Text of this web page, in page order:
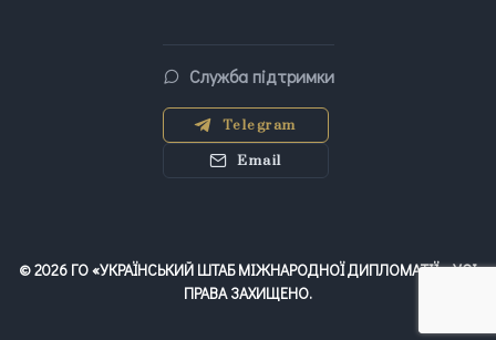
Служба підтримки
Telegram
Email
©2026 ГО «УКРАЇНСЬКИЙ ШТАБ МІЖНАРОДНОЇ ДИПЛОМАТІЇ». УСІ
ПРАВА ЗАХИЩЕНО.